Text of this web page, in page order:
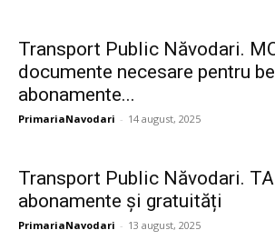
Transport Public Năvodari.
documente necesare pentru
abonamente...
PrimariaNavodari - 14 august, 2025
Transport Public Năvodari.
abonamente și gratuități
PrimariaNavodari - 13 august, 2025